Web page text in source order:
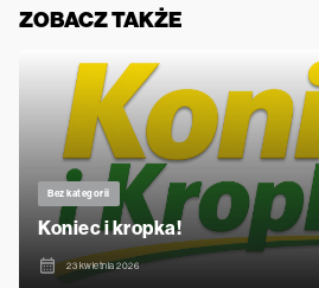
ZOBACZ TAKŻE
Bez kategorii
Koniec i kropka!
23 kwietnia 2026